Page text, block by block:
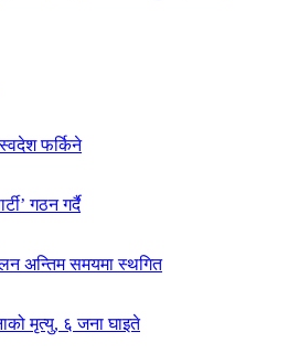
फर्किने
गठन गर्दै
अन्तिम समयमा स्थगित
मृत्यु, ६ जना घाइते